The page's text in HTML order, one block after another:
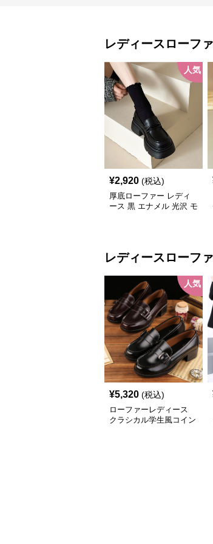
レディースローフ
人気
¥2,920 (税込)
厚底ローファー レディ
ース 黒 エナメル 光沢 モ
レディースローフ
人気
¥5,320 (税込)
ローファーレディース
クラシカル学生風コイン